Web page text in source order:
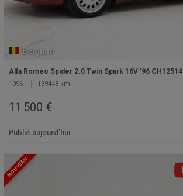
Belgium
Alfa Roméo Spider 2.0 Twin Spark 16V '96 CH12514
1996 139448 km
11 500 €
Publié aujourd'hui
NOUVEAU